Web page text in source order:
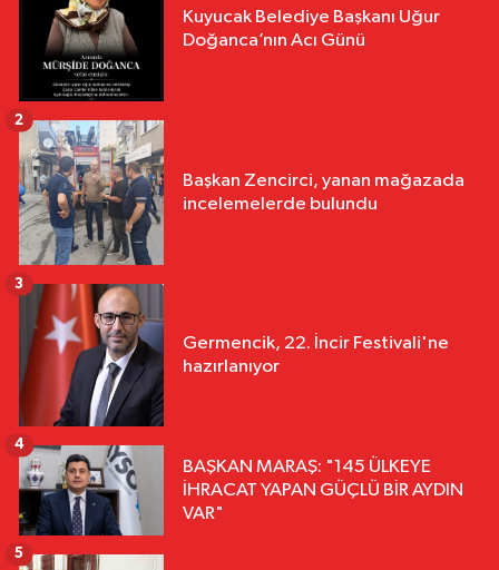
Kuyucak Belediye Başkanı Uğur
Doğanca’nın Acı Günü
Başkan Zencirci, yanan mağazada
incelemelerde bulundu
2
Germencik, 22. İncir Festivali'ne
hazırlanıyor
3
BAŞKAN MARAŞ: "145 ÜLKEYE
İHRACAT YAPAN GÜÇLÜ BİR AYDIN
VAR"
4
5